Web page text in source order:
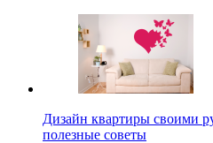
Дизайн квартиры своими
полезные советы